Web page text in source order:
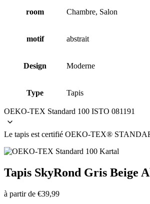
room Chambre, Salon
motif abstrait
Design Moderne
Type Tapis
OEKO-TEX Standard 100 ISTO 081191
Le tapis est certifié OEKO-TEX®
Tapis SkyRond Gris Beige
à partir de €39,99